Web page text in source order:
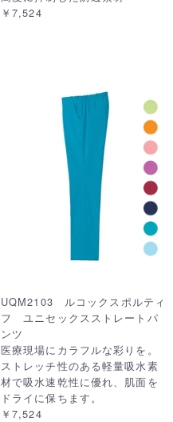
￥7,524
UQM2103 ルコックスポルティ
フ ユニセックスストレートパ
ンツ
医療現場にカラフルな彩りを。
ストレッチ性のある軽量吸水素
材で吸水速乾性に優れ、肌面を
ドライに保ちます。
￥7,524